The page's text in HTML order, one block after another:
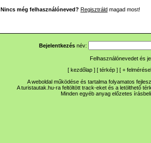
Nincs még felhasználóneved? Regisztráld magad most!
Bejelentkezés név:
Felhasználónevedet és
[ kezdőlap ] [ térkép ] [ +
A weboldal működése és tartalma folyamatos
A turistautak.hu-ra feltöltött track-eket és a letölthető
Minden egyéb anyag előzetes